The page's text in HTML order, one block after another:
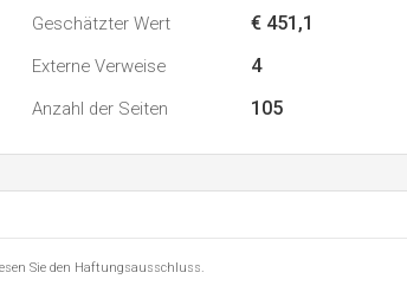
Geschätzter Wert € 451,1
Externe Verweise 4
Anzahl der Seiten 105
Sie den Haftungsausschluss.